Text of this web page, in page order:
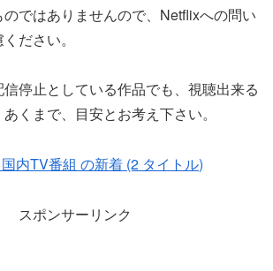
ではありませんので、Netflixへの問い
ださい。
停止としている作品でも、視聴出来る
くまで、目安とお考え下さい。
内TV番組 の新着 (2 タイトル)
スポンサーリンク